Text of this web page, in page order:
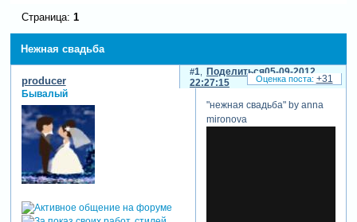
Нежная свадьба
Страница: 1
Поделиться
1
05-09-2012
22:27:15
producer
Бывалый
"нежная свадьба" by anna
mironova
+31